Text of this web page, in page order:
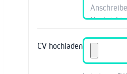
CV hochladen